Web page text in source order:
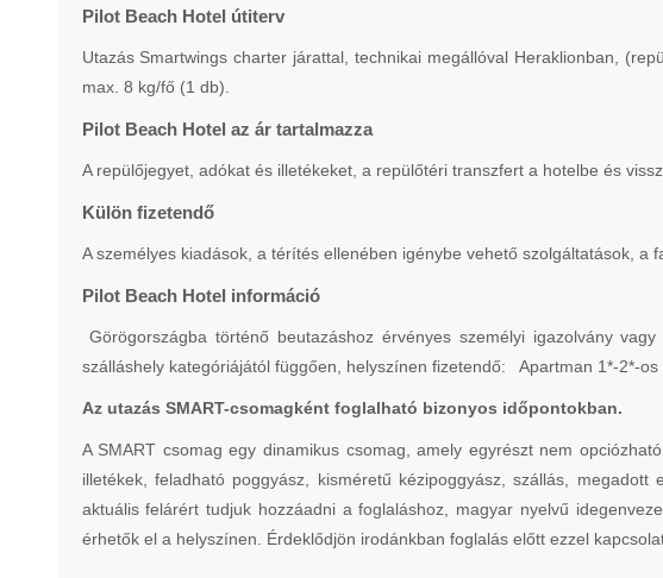
Pilot Beach Hotel útiterv
Utazás Smartwings charter járattal, technikai megállóval Heraklionban,
max. 8 kg/fő (1 db).
Pilot Beach Hotel az ár tartalmazza
A repülőjegyet, adókat és illetékeket, a repülőtéri transzfert a hotelbe és
Külön fizetendő
A személyes kiadások, a térítés ellenében igénybe vehető szolgáltatások, a
Pilot Beach Hotel információ
Görögországba történő beutazáshoz érvényes személyi igazolvány
szálláshely kategóriájától függően, helyszínen fizetendő: Apartman 1*-2*-
Az utazás SMART-csomagként foglalható bizonyos időpontokban.
A SMART csomag egy dinamikus csomag, amely egyrészt nem
illetékek, feladható poggyász, kisméretű kézipoggyász, szállás,
aktuális felárért tudjuk hozzáadni a foglaláshoz, magyar nyelvű
érhetők el a helyszínen. Érdeklődjön irodánkban foglalás előtt ezzel